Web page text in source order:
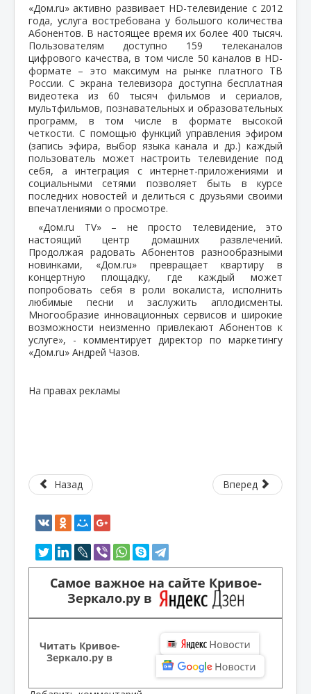
«Дом.ru» активно развивает HD-телевидение c 2012
года, услуга востребована у большого количества
Абонентов. В настоящее время их более 400 тысяч.
Пользователям доступно 159 телеканалов
цифрового качества, в том числе 50 каналов в HD-
формате – это максимум на рынке платного ТВ
России. С экрана телевизора доступна бесплатная
видеотека из 60 тысяч фильмов и сериалов,
мультфильмов, познавательных и образовательных
программ, в том числе в формате высокой
четкости. С помощью функций управления эфиром
(запись эфира, выбор языка канала и др.) каждый
пользователь может настроить телевидение под
себя, а интеграция с интернет-приложениями и
социальными сетями позволяет быть в курсе
последних новостей и делиться с друзьями своими
впечатлениями о просмотре.
«Дом.ru TV» – не просто телевидение, это
настоящий центр домашних развлечений.
Продолжая радовать Абонентов разнообразными
новинками, «Дом.ru» превращает квартиру в
концертную площадку, где каждый может
попробовать себя в роли вокалиста, исполнить
любимые песни и заслужить аплодисменты.
Многообразие инновационных сервисов и широкие
возможности неизменно привлекают Абонентов к
услуге», - комментирует директор по маркетингу
«Дом.ru» Андрей Чазов.
На правах рекламы
Назад Вперед
Самое важное на сайте Кривое-
Зеркало.ру в
Читать Кривое-
Зеркало.ру в